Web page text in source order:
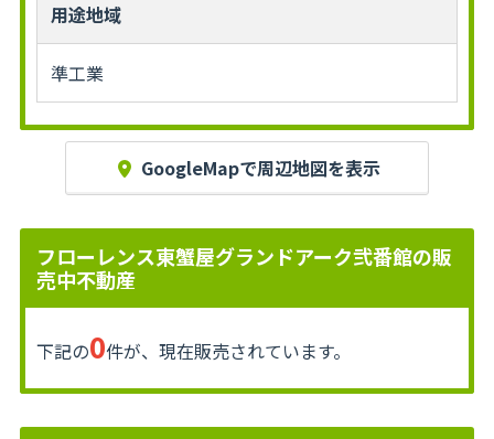
用途地域
準工業
GoogleMapで周辺地図を表示
フローレンス東蟹屋グランドアーク弐番館の販
売中不動産
下記の0件が、現在販売されています。